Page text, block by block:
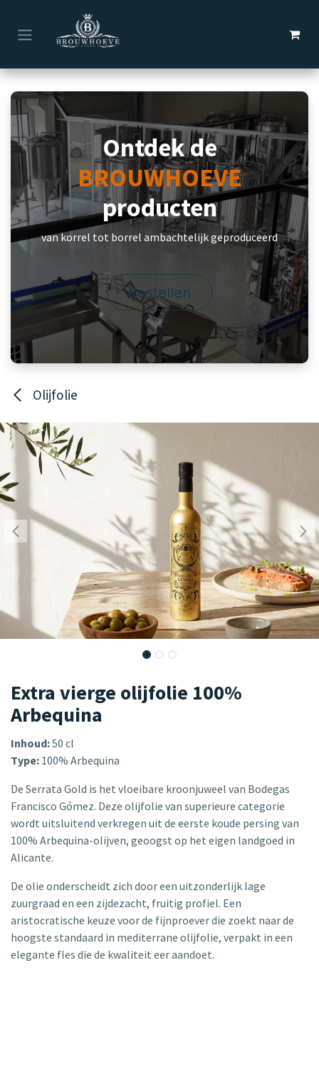
Overslaan naar inhoud
Ontdek de
BROUWHOEVE
producten
van korrel tot borrel ambachtelijk geproduceerd
Bestellen
Olijfolie
Extra vierge olijfolie 100%
Arbequina
Inhoud:50 cl
Type: 100% Arbequina
De Serrata Gold is het vloeibare kroonjuweel van Bodegas
Francisco Gómez. Deze olijfolie van superieure categorie
wordt uitsluitend verkregen uit de eerste koude persing van
100% Arbequina-olijven, geoogst op het eigen landgoed in
Alicante.
De olie onderscheidt zich door een uitzonderlijk lage
zuurgraad en een zijdezacht, fruitig profiel. Een
aristocratische keuze voor de fijnproever die zoekt naar de
hoogste standaard in mediterrane olijfolie, verpakt in een
elegante fles die de kwaliteit eer aandoet.